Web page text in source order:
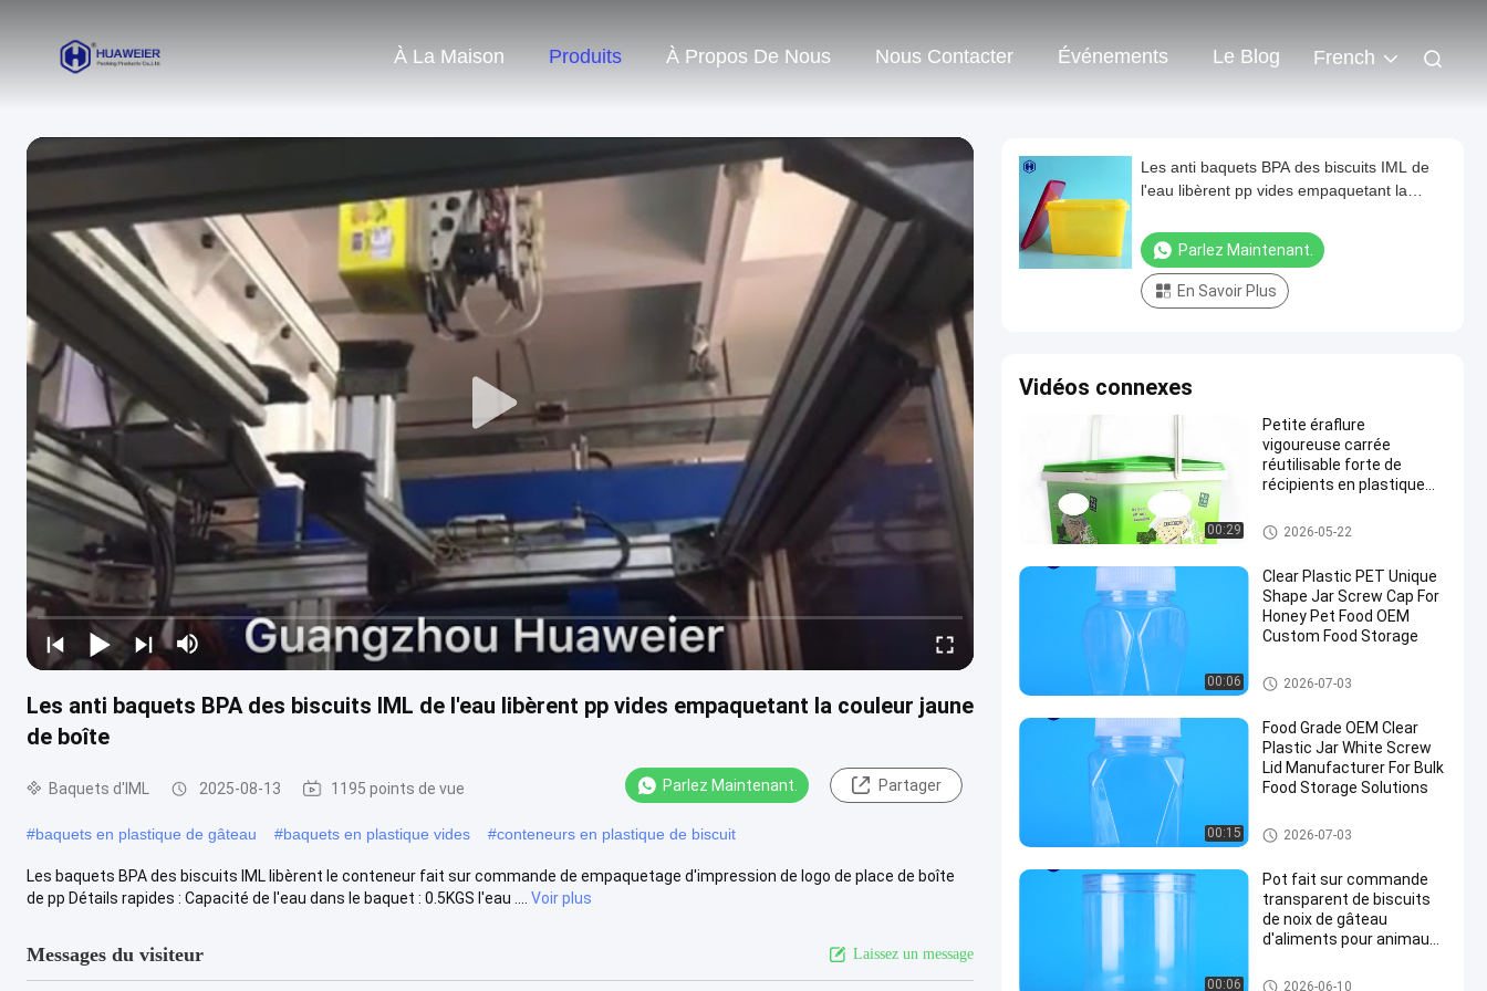
À La Maison Produits À Propos De Nous Nous Contacter Événements Le Blog French
Les anti baquets BPA des biscuits IML de l'eau libèrent pp vides empaquetant la couleur jaune
de boîte
Baquets d'IML 2025-08-13 1195 points de vue Parlez Maintenant. Partager
#baquets en plastique de gâteau #baquets en plastique vides #conteneurs en plastique de biscuit
Les baquets BPA des biscuits IML libèrent le conteneur fait sur commande de empaquetage d'impression de logo de place de boîte
de pp Détails rapides : Capacité de l'eau dans le baquet : 0.5KGS l'eau ....
Voir plus
Messages du visiteur Laissez un message
Les anti baquets BPA des biscuits IML de
l'eau libèrent pp vides empaquetant la
Parlez Maintenant.
En Savoir Plus
Vidéos connexes
00:29
Petite éraflure
vigoureuse carrée
réutilisable forte de
récipients en plastique
Baquets d'IML
2026-05-22
00:06
Clear Plastic PET Unique
Shape Jar Screw Cap For
Honey Pet Food OEM
Custom Food Storage
Pot de conditionnement en pla
stique
2026-07-03
00:15
Food Grade OEM Clear
Plastic Jar White Screw
Lid Manufacturer For Bulk
Food Storage Solutions
Pot de conditionnement en pla
stique
2026-07-03
00:06
Pot fait sur commande
transparent de biscuits
de noix de gâteau
d'aliments pour animaux
FAMILIER de catégorie
Pot de conditionnement en pla
2026-06-10